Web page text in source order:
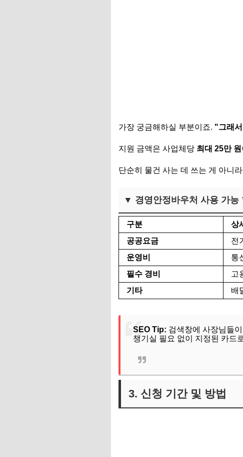
가장 궁금해하실 부분이죠. "그래
지원 금액은 사업체당 최대 25만 원
단순히 물건 사는 데 쓰는 게 아니
▼ 경영안정바우처 사용 가능
구분
상
공공요금
전
운영비
통
필수 경비
고
기타
배
SEO Tip: 검색창에 사장님들
챙기실 필요 없이 지정된 카드
3. 신청 기간 및 방법